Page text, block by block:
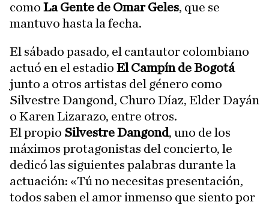
como La Gente de Omar Geles, que se
mantuvo hasta la fecha.
El sábado pasado, el cantautor colombiano
actuó en el estadio El Campín de Bogotá
junto a otros artistas del género como
Silvestre Dangond, Churo Díaz, Elder Dayán
o Karen Lizarazo, entre otros.
El propio Silvestre Dangond, uno de los
máximos protagonistas del concierto, le
dedicó las siguientes palabras durante la
actuación: «Tú no necesitas presentación,
todos saben el amor inmenso que siento por